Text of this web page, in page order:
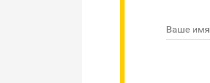
Ваше имя